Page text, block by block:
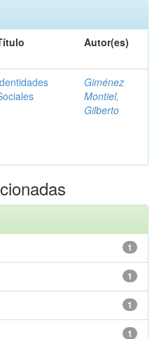
Autor(es)
Giménez
Montiel,
Gilberto
1
1
1
1